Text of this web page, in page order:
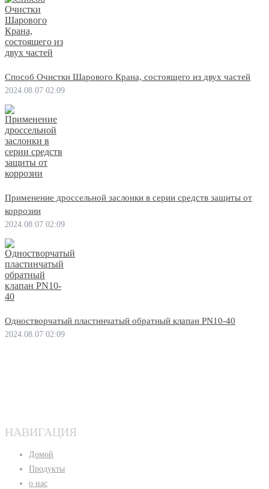
Способ Очистки Шарового Крана, состоящего из двух частей
2024.08.07 02:09
Применение дроссельной заслонки в серии средств защиты от
коррозии
2024.08.07 02:09
Одностворчатый пластинчатый обратный клапан PN10-40
2024.08.07 02:09
НАВИГАЦИЯ
Домой
Продукты
о нас